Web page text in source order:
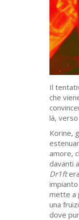
Il
che
là,
Korine,
amore,
davanti
Dr1ft
mette a
una
dove